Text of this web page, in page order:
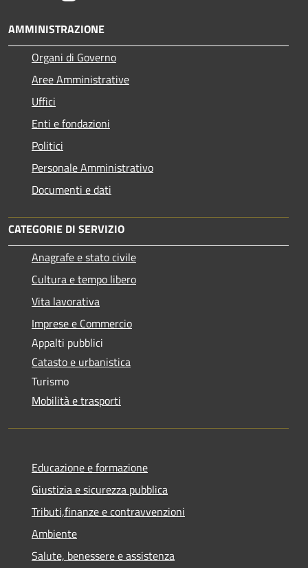
AMMINISTRAZIONE
Organi di Governo
Aree Amministrative
Uffici
Enti e fondazioni
Politici
Personale Amministrativo
Documenti e dati
CATEGORIE DI SERVIZIO
Anagrafe e stato civile
Cultura e tempo libero
Vita lavorativa
Imprese e Commercio
Appalti pubblici
Catasto e urbanistica
Turismo
Mobilità e trasporti
Educazione e formazione
Giustizia e sicurezza pubblica
Tributi,finanze e contravvenzioni
Ambiente
Salute, benessere e assistenza